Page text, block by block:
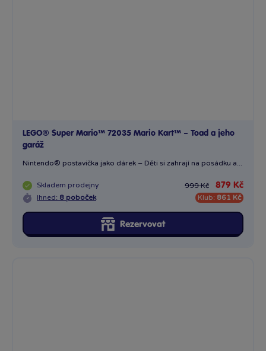
LEGO® Super Mario™ 72035 Mario Kart™ – Toad a jeho
garáž
Nintendo® postavička jako dárek – Děti si zahrají na posádku a...
Skladem prodejny
Ihned: 8 poboček
999 Kč 879 Kč
Klub: 861 Kč
Rezervovat